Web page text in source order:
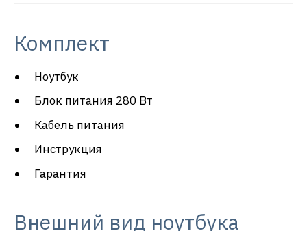
Комплект
Ноутбук
Блок питания 280 Вт
Кабель питания
Инструкция
Гарантия
Внешний вид ноутбука